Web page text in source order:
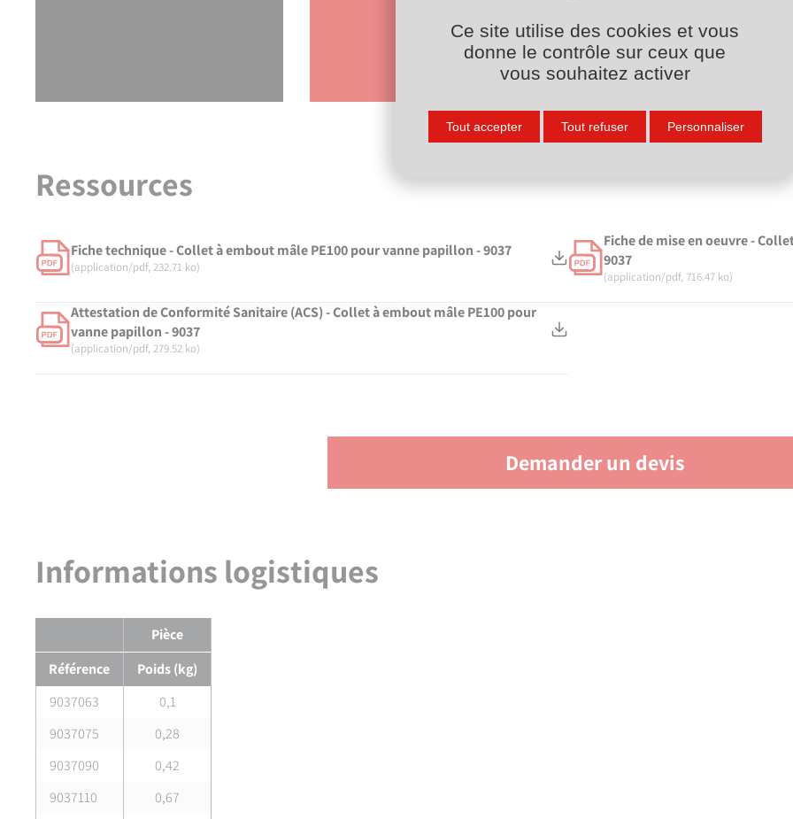
Découvrir nos formations
Ressources
Fiche technique - Collet à embout mâle PE100 pour vanne papillon - 9037
(application/pdf, 232.71 ko)
Fiche de mise en oeuvre -
9037
(application/pdf, 716.47 ko)
Attestation de Conformité Sanitaire (ACS) - Collet à embout mâle PE100 pour
vanne papillon - 9037
(application/pdf, 279.52 ko)
Demander un devis
Informations logistiques
Pièce
Référence
Poids (kg)
9037063
0,1
9037075
0,28
9037090
0,42
9037110
0,67
Ce site utilise des cookies et vous
donne le contrôle sur ceux que
vous souhaitez activer
Tout accepter Tout refuser Personnaliser